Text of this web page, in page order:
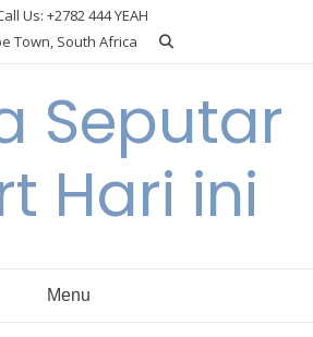
Us: +2782 444 YEAH
Town, South Africa
Seputar
Hari ini
Menu